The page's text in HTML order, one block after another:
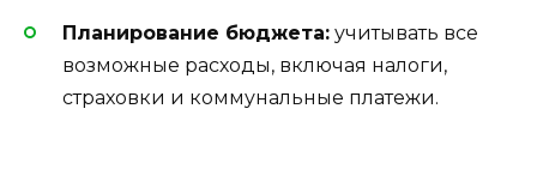
Планирование бюджета: учитывать все
возможные расходы, включая налоги,
страховки и коммунальные платежи.